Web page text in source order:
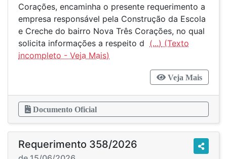
Corações, encaminha o presente requerimento a
empresa responsável pela Construção da Escola
e Creche do bairro Nova Três Corações, no qual
solicita informações a respeito d (...)
Veja Mais
Documento Oficial
Requerimento 358/2026